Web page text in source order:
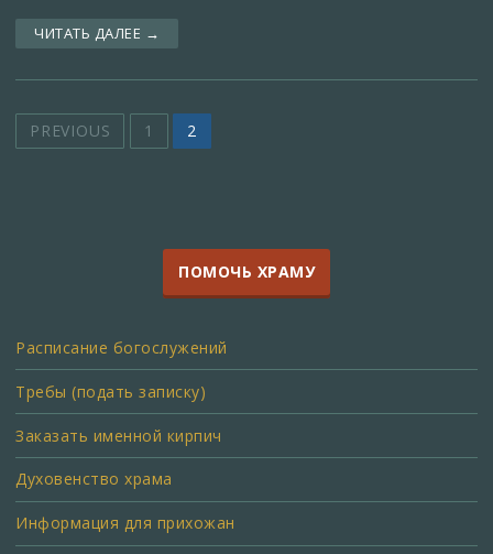
ЧИТАТЬ ДАЛЕЕ →
PREVIOUS 1 2
ПОМОЧЬ ХРАМУ
Расписание богослужений
Требы (подать записку)
Заказать именной кирпич
Духовенство храма
Информация для прихожан